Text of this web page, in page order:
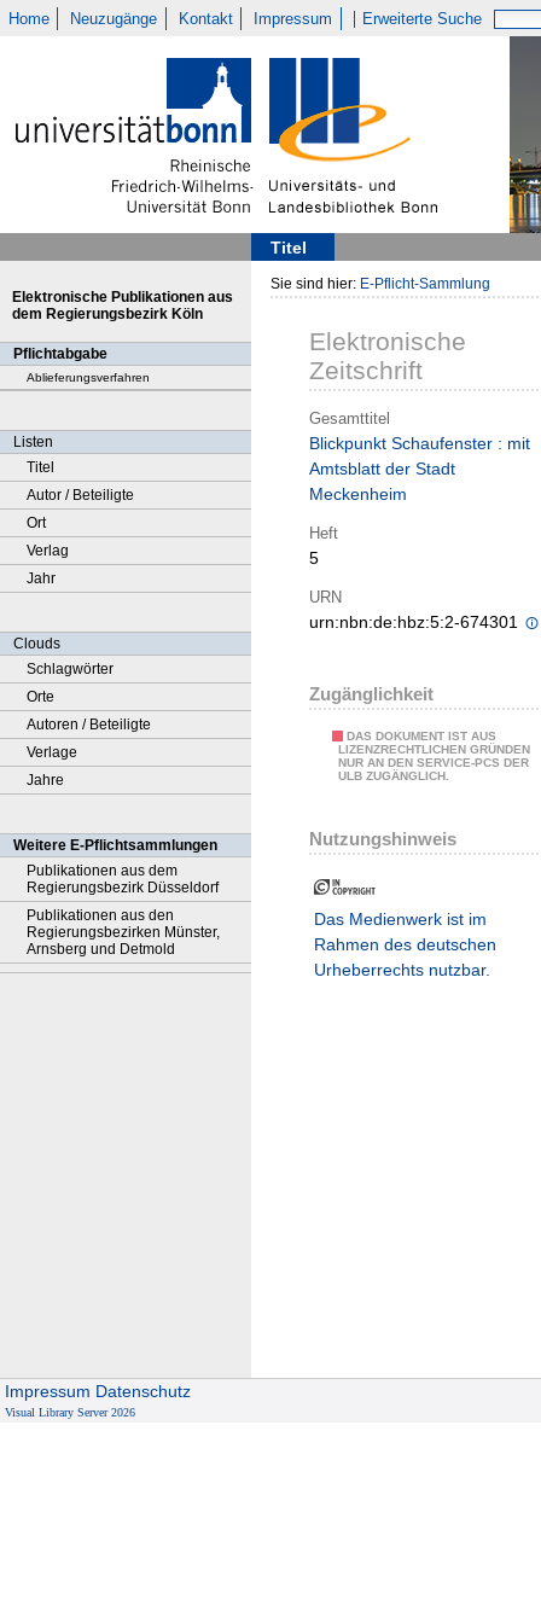
Home Neuzugänge Kontakt Impressum Erweiterte Suche
Titel
Elektronische Publikationen aus
dem Regierungsbezirk Köln
Pflichtabgabe
Ablieferungsverfahren
Listen
Titel
Autor / Beteiligte
Ort
Verlag
Jahr
Clouds
Schlagwörter
Orte
Autoren / Beteiligte
Verlage
Jahre
Weitere E-Pflichtsammlungen
Publikationen aus dem
Regierungsbezirk Düsseldorf
Publikationen aus den
Regierungsbezirken Münster,
Arnsberg und Detmold
Sie sind hier: E-Pflicht-Sammlung
Elektronische
Zeitschrift
Gesamttitel
Blickpunkt Schaufenster : mit
Amtsblatt der Stadt
Meckenheim
Heft
5
URN
urn:nbn:de:hbz:5:2-674301
Zugänglichkeit
DAS DOKUMENT IST AUS
LIZENZRECHTLICHEN GRÜNDEN
NUR AN DEN SERVICE-PCS DER
ULB ZUGÄNGLICH.
Nutzungshinweis
Das Medienwerk ist im
Rahmen des deutschen
Urheberrechts nutzbar.
Impressum Datenschutz
Visual Library Server 2026